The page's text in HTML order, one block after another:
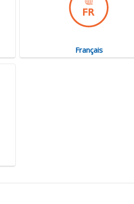
Français